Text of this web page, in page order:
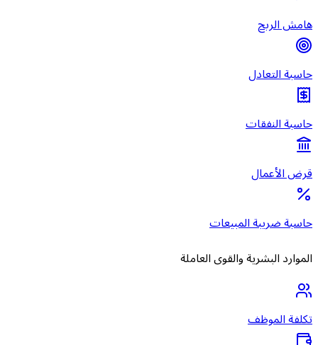
هامش الربح
حاسبة التعادل
حاسبة النفقات
قرض الأعمال
حاسبة ضريبة المبيعات
الموارد البشرية والقوى العاملة
تكلفة الموظف